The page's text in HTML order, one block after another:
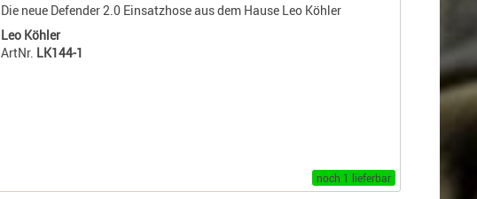
Die neue Defender 2.0 Einsatzhose aus dem Hause Leo Köhler
Leo Köhler
ArtNr. LK144-1
noch 1 lieferbar